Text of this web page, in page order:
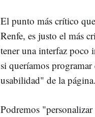
El punto más crítico
Renfe, es justo el más
tener una interfaz poco
si queríamos
usabilidad" de la página.
Podremos